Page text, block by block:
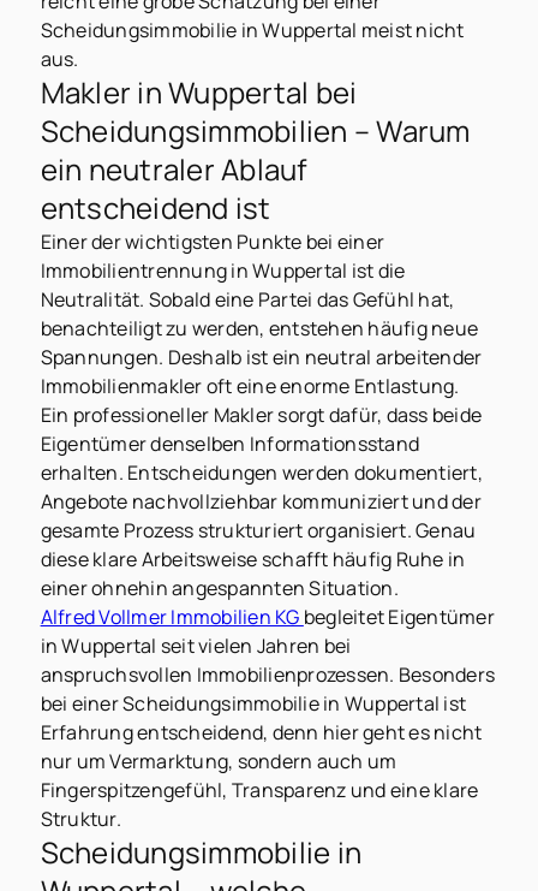
Scheidungsimmobilie in Wuppertal meist nicht
aus.
Makler in Wuppertal bei
Scheidungsimmobilien – Warum
ein neutraler Ablauf
entscheidend ist
Einer der wichtigsten Punkte bei einer
Immobilientrennung in Wuppertal ist die
Neutralität. Sobald eine Partei das Gefühl hat,
benachteiligt zu werden, entstehen häufig neue
Spannungen. Deshalb ist ein neutral arbeitender
Immobilienmakler oft eine enorme Entlastung.
Ein professioneller Makler sorgt dafür, dass beide
Eigentümer denselben Informationsstand
erhalten. Entscheidungen werden dokumentiert,
Angebote nachvollziehbar kommuniziert und der
gesamte Prozess strukturiert organisiert. Genau
diese klare Arbeitsweise schafft häufig Ruhe in
einer ohnehin angespannten Situation.
Alfred Vollmer Immobilien KG begleitet Eigentümer
in Wuppertal seit vielen Jahren bei
anspruchsvollen Immobilienprozessen. Besonders
bei einer Scheidungsimmobilie in Wuppertal ist
Erfahrung entscheidend, denn hier geht es nicht
nur um Vermarktung, sondern auch um
Fingerspitzengefühl, Transparenz und eine klare
Struktur.
Scheidungsimmobilie in